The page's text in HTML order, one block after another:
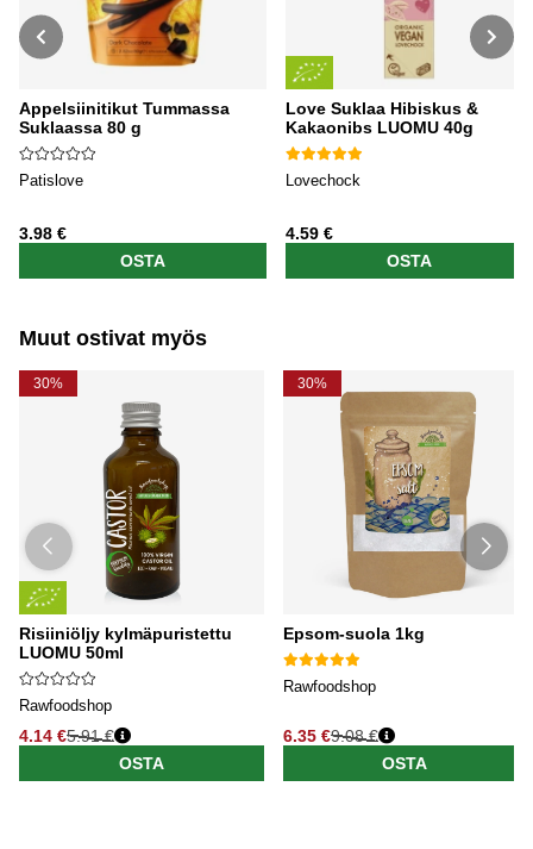
Appelsiinitikut Tummassa
Suklaassa 80 g
Patislove
3.98 €
OSTA
Love Suklaa Hibiskus &
Kakaonibs LUOMU 40g
Lovechock
4.59 €
OSTA
Muut ostivat myös
30%
Risiiniöljy kylmäpuristettu
LUOMU 50ml
Rawfoodshop
4.14 €5.91 €
OSTA
30%
Epsom-suola 1kg
Rawfoodshop
6.35 €9.08 €
OSTA